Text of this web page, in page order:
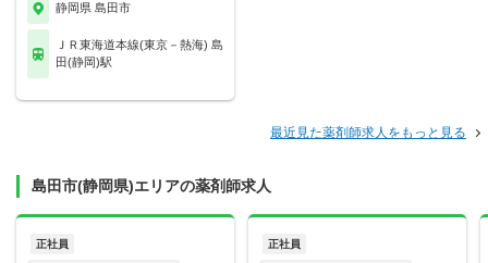
静岡県 島田市
ＪＲ東海道本線(東京－熱海) 島
田(静岡)駅
最近見た薬剤師求人をもっと見る
島田市(静岡県)エリアの薬剤師求人
正社員 正社員